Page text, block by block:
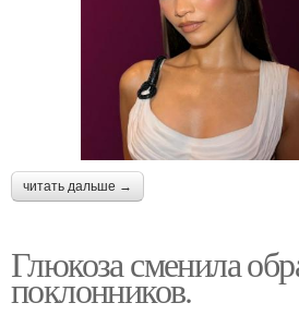
читать дальше →
Глюкоза сменила
поклонников.